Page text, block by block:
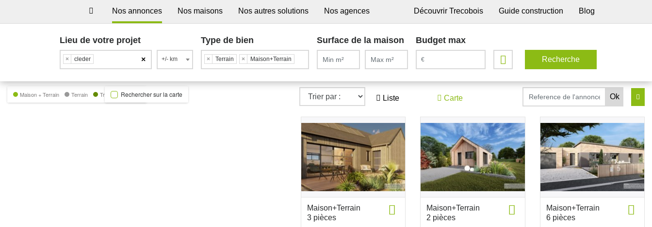
Nos annonces Nos maisons Nos autres solutions Nos agences Découvrir Trecobois Guide construction Blog
Lieu de votre projet
×
× cleder +/- km
Type de bien
× Terrain × Maison+Terrain
Surface de la maison Budget max
Liste Carte
Maison + Terrain Terrain Trecobat GreenRechercher sur la carte
Maison+Terrain
3 pièces
Maison+Terrain
2 pièces
Maison+Terrain
6 pièces